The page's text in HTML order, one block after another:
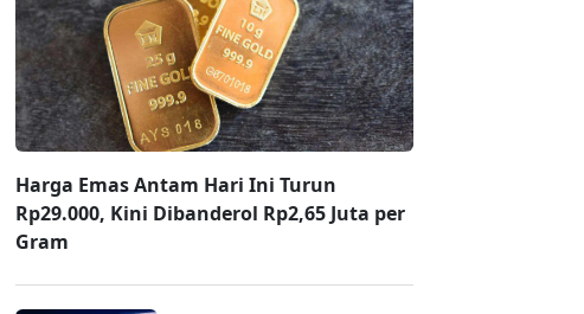
Harga Emas Antam Hari Ini Turun
Rp29.000, Kini Dibanderol Rp2,65 Juta per
Gram